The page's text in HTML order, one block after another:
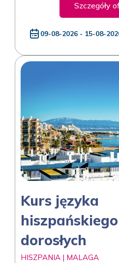
Szczegóły
09-08-2026 - 15-08-
Kurs języka
dorosłych
HISZPANIA | MALAGA